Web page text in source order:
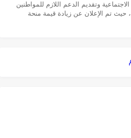
وتقديم الدعم اللازم للمواطنين
حيث تم الإعلان عن زيادة قيمة منحة